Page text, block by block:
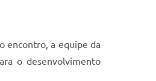
encontro, a equipe da
o desenvolvimento